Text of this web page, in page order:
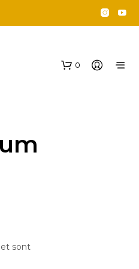
0
sont